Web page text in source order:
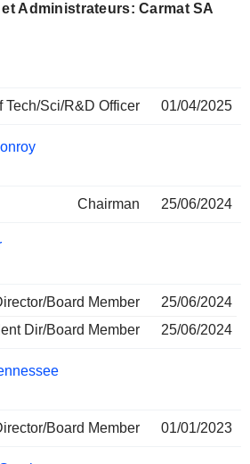
Administrateurs: Carmat SA
Tech/Sci/R&D Officer 01/04/2025
Chairman 25/06/2024
Board Member
25/06/2024
Dir/Board Member
25/06/2024
Board Member 01/01/2023